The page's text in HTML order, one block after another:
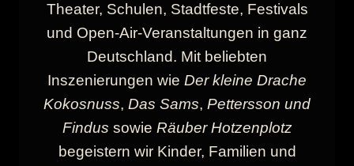
Theater, Schulen, Stadtfeste, Festivals
und Open-Air-Veranstaltungen in ganz
Deutschland. Mit beliebten
Inszenierungen wie Der kleine Drache
Kokosnuss, Das Sams, Pettersson und
Findus sowie Räuber Hotzenplotz
begeistern wir Kinder, Familien und